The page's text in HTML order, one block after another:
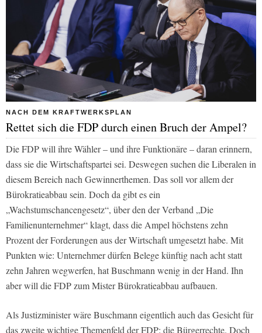
NACH DEM KRAFTWERKSPLAN
Rettet sich die FDP durch einen Bruch der Ampel?
Die FDP will ihre Wähler – und ihre Funktionäre – daran erinnern,
dass sie die Wirtschaftspartei sei. Deswegen suchen die Liberalen in
diesem Bereich nach Gewinnerthemen. Das soll vor allem der
Bürokratieabbau sein. Doch da gibt es ein
„Wachstumschancengesetz“, über den der Verband „Die
Familienunternehmer“ klagt, dass die Ampel höchstens zehn
Prozent der Forderungen aus der Wirtschaft umgesetzt habe. Mit
Punkten wie: Unternehmer dürfen Belege künftig nach acht statt
zehn Jahren wegwerfen, hat Buschmann wenig in der Hand. Ihn
aber will die FDP zum Mister Bürokratieabbau aufbauen.
Als Justizminister wäre Buschmann eigentlich auch das Gesicht für
das zweite wichtige Themenfeld der FDP: die Bürgerrechte. Doch